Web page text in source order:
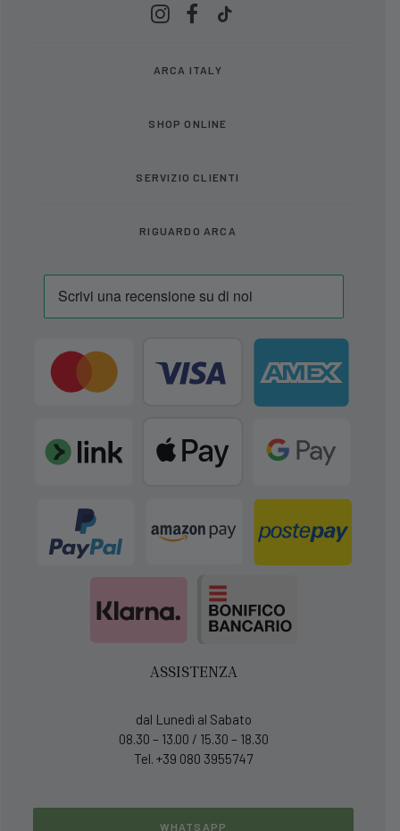
ARCA ITALY
SHOP ONLINE
SERVIZIO CLIENTI
RIGUARDO ARCA
ASSISTENZA
dal Lunedì al Sabato
08.30 – 13.00 / 15.30 – 18.30
Tel. +39 080 3955747
WHATSAPP